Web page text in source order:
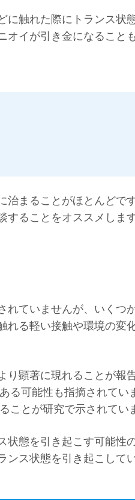
触れた際にトランス状
イが引き金になること
まることがほとんどで
ることをオススメします
ていませんが、いくつ
る軽い接触や環境の変
り顕著に現れることが報
る可能性も指摘されてい
ことが研究で示されてい
状態を引き起こす可能性
ンス状態を引き起こして